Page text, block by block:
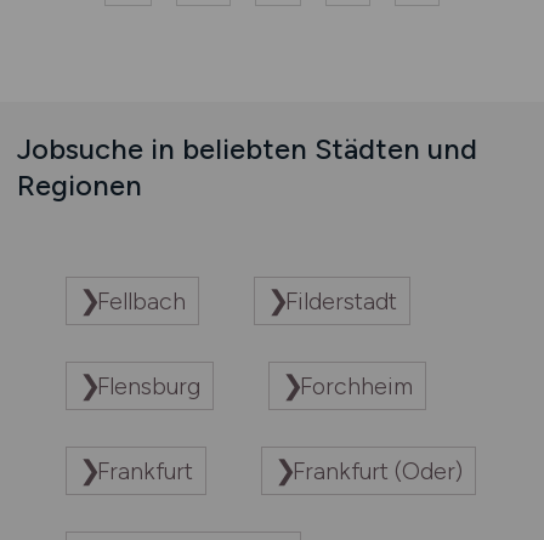
Jobsuche in beliebten Städten und
Regionen
Fellbach Filderstadt
Flensburg Forchheim
Frankfurt Frankfurt (Oder)